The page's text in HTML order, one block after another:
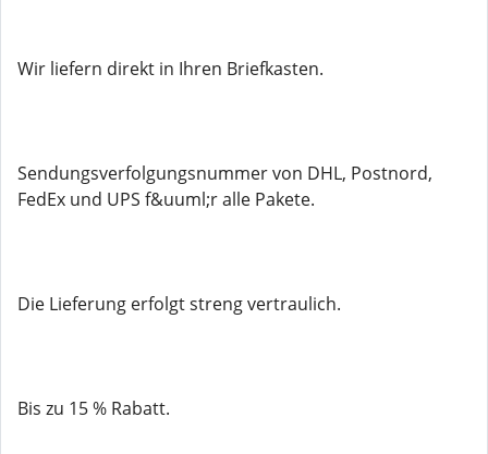
Wir liefern direkt in Ihren Briefkasten.
Sendungsverfolgungsnummer von DHL, Postnord,
FedEx und UPS f&uuml;r alle Pakete.
Die Lieferung erfolgt streng vertraulich.
Bis zu 15 % Rabatt.